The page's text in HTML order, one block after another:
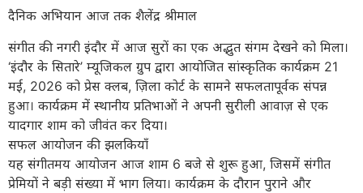
दैनिक अभियान आज तक शैलेंद्र श्रीमाल
संगीत की नगरी इंदौर में आज सुरों का एक अद्भुत संगम देखने को मिला।
‘इंदौर के सितारे’ म्यूजिकल ग्रुप द्वारा आयोजित सांस्कृतिक कार्यक्रम 21
मई, 2026 को प्रेस क्लब, ज़िला कोर्ट के सामने सफलतापूर्वक संपन्न
हुआ। कार्यक्रम में स्थानीय प्रतिभाओं ने अपनी सुरीली आवाज़ से एक
यादगार शाम को जीवंत कर दिया।
सफल आयोजन की झलकियाँ
यह संगीतमय आयोजन आज शाम 6 बजे से शुरू हुआ, जिसमें संगीत
प्रेमियों ने बड़ी संख्या में भाग लिया। कार्यक्रम के दौरान पुराने और